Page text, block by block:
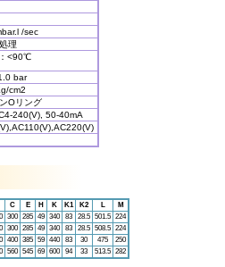
/sec
理
<90℃
bar
cm2
Oリング
240(V), 50-40mA
C E H K K1 K2
M
300 285 49 340 83 28.5 501.5 224
300 285 49 340 83 28.5 508.5 224
400 385 59 440 83 30 475
250
560 545 69 600 94 33 513.5 282